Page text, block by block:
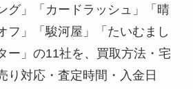
グ」「カードラッシュ」「晴
フ」「駿河屋」「たいむまし
ー」の11社を、買取方法・宅
り対応・査定時間・入金日